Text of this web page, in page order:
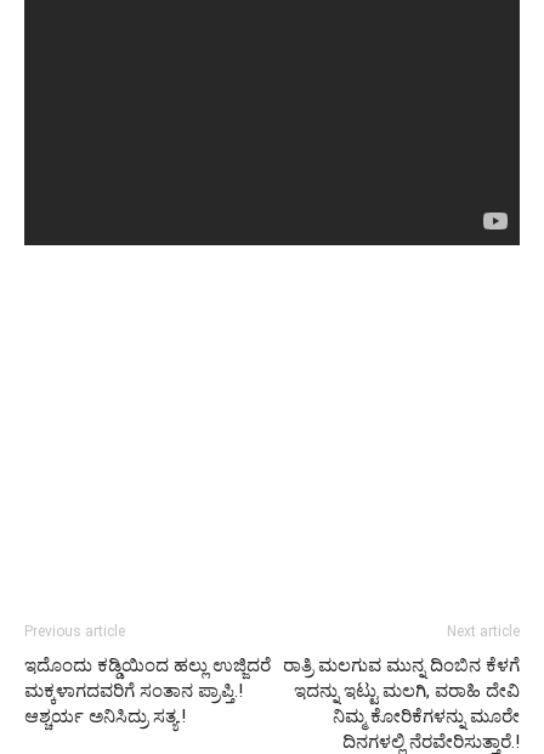
Previous article
ಇದೊಂದು ಕಡ್ಡಿಯಿಂದ ಹಲ್ಲು ಉಜ್ಜಿದರೆ
ಮಕ್ಕಳಾಗದವರಿಗೆ ಸಂತಾನ ಪ್ರಾಪ್ತಿ.!
ಆಶ್ಚರ್ಯ ಅನಿಸಿದ್ರು ಸತ್ಯ.!
Next article
ರಾತ್ರಿ ಮಲಗುವ ಮುನ್ನ ದಿಂಬಿನ ಕೆಳಗೆ
ಇದನ್ನು ಇಟ್ಟು ಮಲಗಿ, ವರಾಹಿ ದೇವಿ
ನಿಮ್ಮ ಕೋರಿಕೆಗಳನ್ನು ಮೂರೇ
ದಿನಗಳಲ್ಲಿ ನೆರವೇರಿಸುತ್ತಾರೆ.!